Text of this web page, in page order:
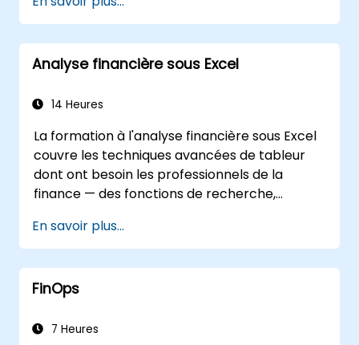
Analyse financière sous Excel
14 Heures
La formation à l'analyse financière sous Excel
couvre les techniques avancées de tableur
dont ont besoin les professionnels de la
finance — des fonctions de recherche,
dynamiques au formatage conditionnel, aux
flux de travail avec des données externes et à
l'analyse des titres. Plongée dans les
approches pratiques pour évaluer les
identifier les tendances du marché, construire
En savoir plus...
FinOps
7 Heures